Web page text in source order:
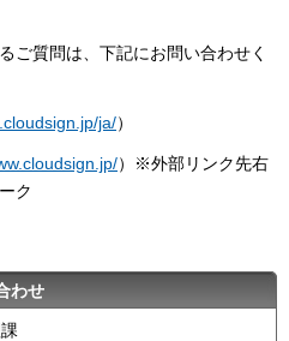
ご質問は、下記にお問い合わせく
ja/）
）※外部リンク先右
ク
わせ